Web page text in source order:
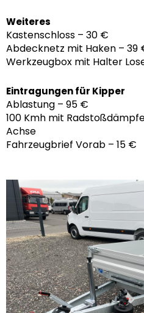
Weiteres
Kastenschloss – 30 €
Abdecknetz mit Haken – 39
Werkzeugbox mit Halter
Eintragungen für Kipper
Ablastung – 95 €
100 Kmh mit
Achse
Fahrzeugbrief Vorab – 15 €